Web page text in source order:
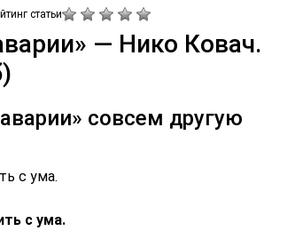
статьи
— Нико Ковач.
совсем другую
с ума.
с ума.